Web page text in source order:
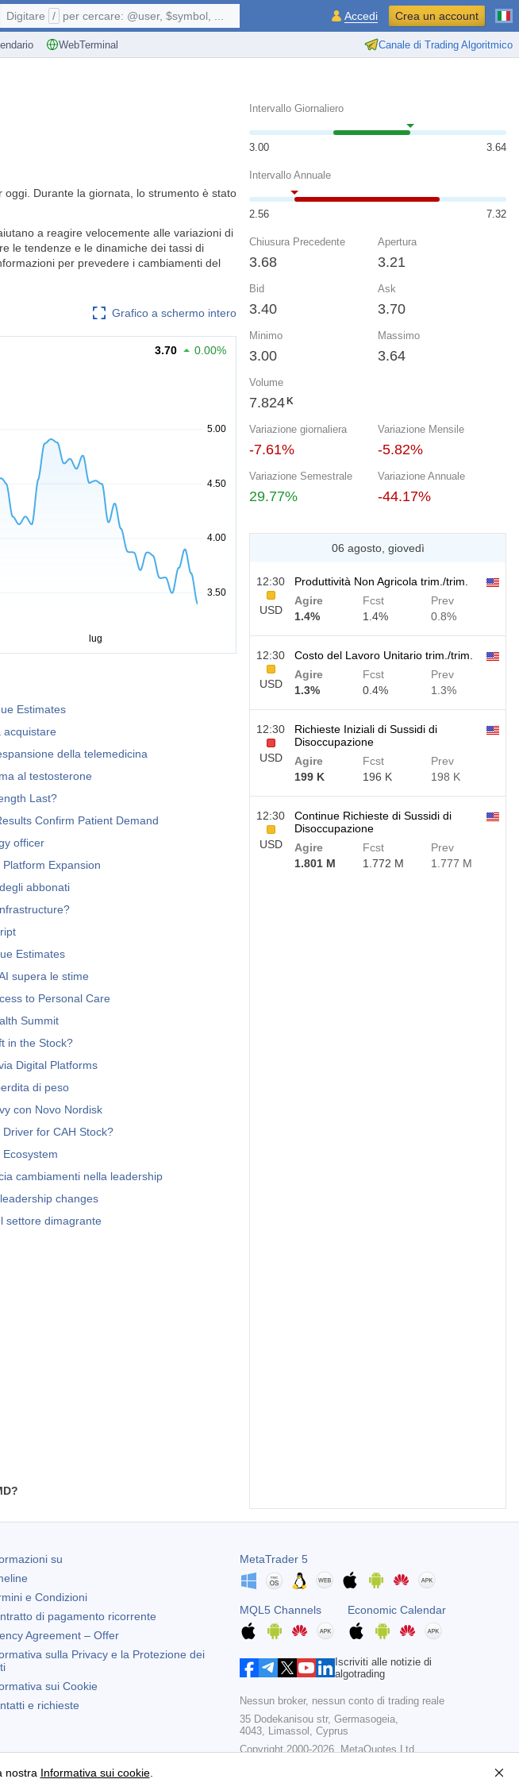
WebTerminal Canale di Trading Algoritmico
Digitare / per cercare: @user, $symbol, ... Accedi Crea un account
oggi. Durante la giornata, lo strumento è stato
a reagire velocemente alle variazioni di
le tendenze e le dinamiche dei tassi di
per prevedere i cambiamenti del
Grafico a schermo intero
3.70 0.00%
Estimates
acquistare
della telemedicina
al testosterone
Last?
Confirm Patient Demand
officer
Expansion
abbonati
Estimates
supera le stime
to Personal Care
Summit
in the Stock?
Digital Platforms
di peso
con Novo Nordisk
for CAH Stock?
cambiamenti nella leadership
changes
settore dimagrante
Intervallo Giornaliero
3.00 3.64
Intervallo Annuale
2.56 7.32
Chiusura Precedente
3.68
Apertura
3.21
Bid
3.40
Ask
3.70
Minimo
3.00
Massimo
3.64
Volume
7.824 K
Variazione giornaliera
-7.61%
Variazione Mensile
-5.82%
Variazione Semestrale
29.77%
Variazione Annuale
-44.17%
06 agosto, giovedì
12:30
USD
Produttività Non Agricola trim./trim.
Agire
1.4%
Fcst
1.4%
Prev
0.8%
12:30
USD
Costo del Lavoro Unitario trim./trim.
Agire
1.3%
Fcst
0.4%
Prev
1.3%
12:30
USD
Richieste Iniziali di Sussidi di
Disoccupazione
Agire
199 K
Fcst
196 K
Prev
198 K
12:30
USD
Continue Richieste di Sussidi di
Disoccupazione
Agire
1.801 M
Fcst
1.772 M
Prev
1.777 M
su
e Condizioni
di pagamento ricorrente
Agreement – Offer
sulla Privacy e la Protezione dei
sui Cookie
e richieste
MetaTrader 5
MQL5 Channels Economic Calendar
Iscriviti alle notizie di
algotrading
Nessun broker, nessun conto di trading reale
35 Dodekanisou str, Germasogeia,
4043, Limassol, Cyprus
Copyright 2000-2026,MetaQuotes Ltd
nostra Informativa sui cookie.